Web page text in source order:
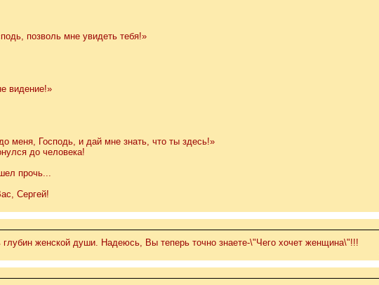
позволь мне увидеть тебя!»
видение!»
меня, Господь, и дай мне знать, что ты здесь!»
до человека!
прочь...
Сергей!
женской души. Надеюсь, Вы теперь точно знаете-\"Чего хочет женщина\"!!!